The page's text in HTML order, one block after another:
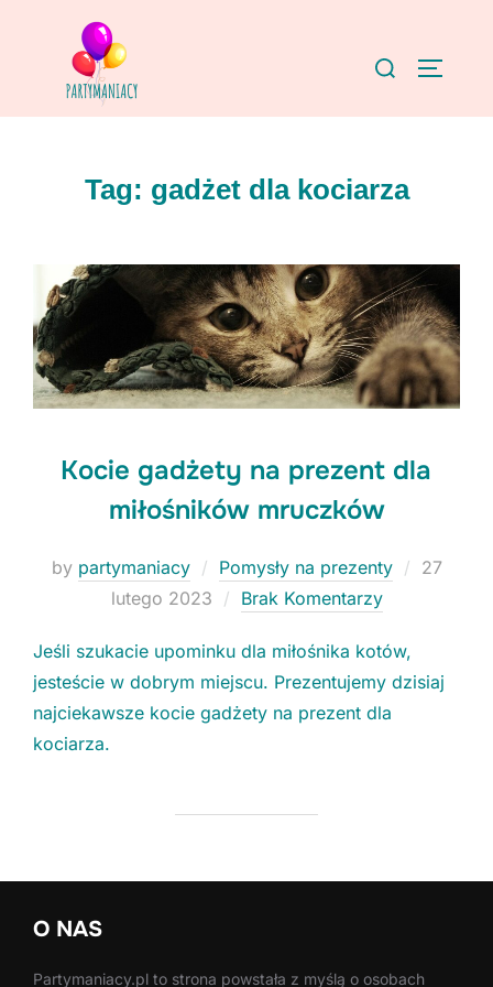
Search
Tag: gadżet dla kociarza
Kocie gadżety na prezent dla
miłośników mruczków
by partymaniacy Pomysły na prezenty
Posted
27
lutego 2023
Brak Komentarzy
Jeśli szukacie upominku dla miłośnika kotów,
jesteście w dobrym miejscu. Prezentujemy dzisiaj
najciekawsze kocie gadżety na prezent dla
kociarza.
O NAS
Partymaniacy.pl to strona powstała z myślą o osobach
Niezbędne
nie są
opcjonalne. Są
konieczne do
funkcjonowania
Statystyki
ciasteczek, aby